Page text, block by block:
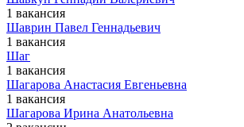
1 вакансия
Шаврин Павел Геннадьевич
1 вакансия
Шаг
1 вакансия
Шагарова Анастасия Евгеньевна
1 вакансия
Шагарова Ирина Анатольевна